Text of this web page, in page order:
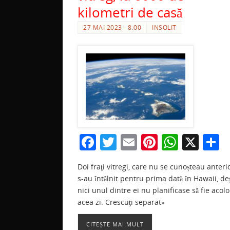
kilometri de casă
27 MAI 2023 - 8:00 INSOLIT
F
a
c
e
b
o
T
w
itt
er
E
ai
l
Pi
er
e
st
W
at
s
X
ar
Doi fraţi vitregi, care nu se cunoșteau
s-au întâlnit pentru prima dată în Hawaii,
nici unul dintre ei nu planificase să fie
acea zi. Crescuţi separat»
CITEȘTE MAI MULT